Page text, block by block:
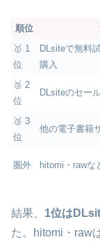
順位
🥇 1
位
DLsiteで無料
購入
🥈 2
位
DLsiteのセー
🥉 3
位
他の電子書籍
圏外 hitomi・rawな
結果、 1位は
た。hitomi・raw